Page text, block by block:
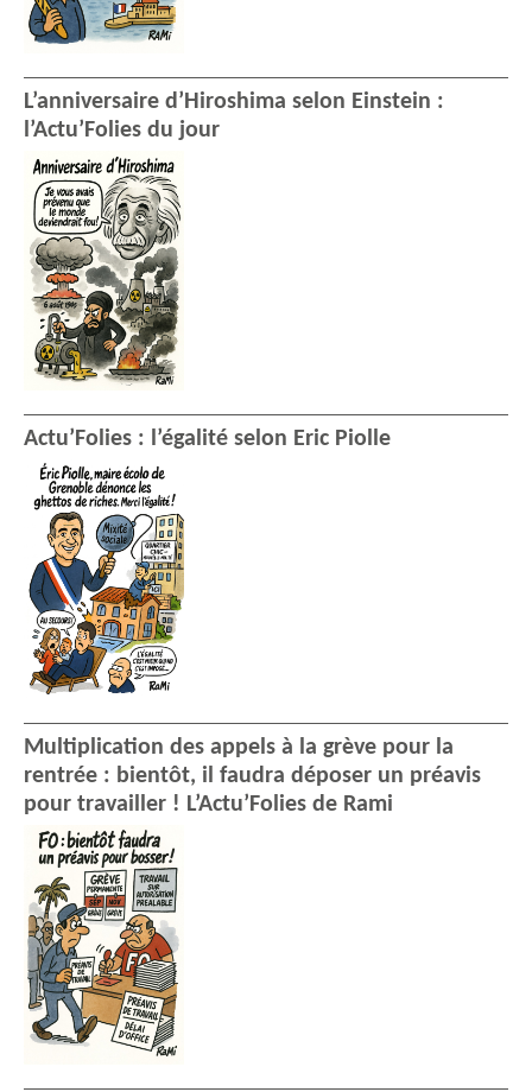
L’anniversaire d’Hiroshima selon Einstein :
l’Actu’Folies du jour
Actu’Folies : l’égalité selon Eric Piolle
Multiplication des appels à la grève pour la
rentrée : bientôt, il faudra déposer un préavis
pour travailler ! L’Actu’Folies de Rami